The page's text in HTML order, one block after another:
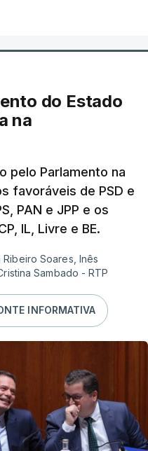
do Estado
na
pelo Parlamento na
favoráveis de PSD e
PAN e JPP e os
IL, Livre e BE.
Soares, Inês
Sambado - RTP
INFORMATIVA